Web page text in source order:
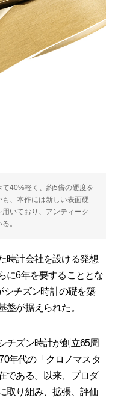
40%軽く、約5倍の硬度を
、本作には新しい表面硬
いており、アンティーク
。
時計会社を設ける発想
に6年を要することとな
シチズン時計の礎を築
盤が据えられた。
チズン時計が創立65周
年代の「クロノマスタ
である。以来、プロダ
取り組み、拡張、評価